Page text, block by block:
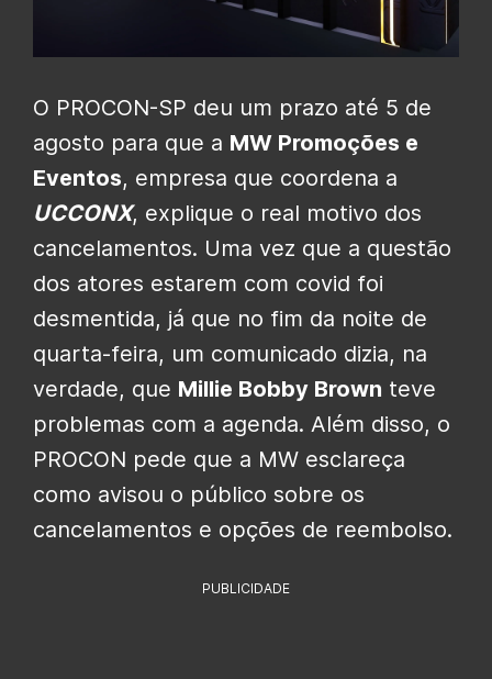
O PROCON-SP deu um prazo até 5 de
agosto para que a MW Promoções e
Eventos, empresa que coordena a
UCCONX, explique o real motivo dos
cancelamentos. Uma vez que a questão
dos atores estarem com covid foi
desmentida, já que no fim da noite de
quarta-feira, um comunicado dizia, na
verdade, que Millie Bobby Brown teve
problemas com a agenda. Além disso, o
PROCON pede que a MW esclareça
como avisou o público sobre os
cancelamentos e opções de reembolso.
PUBLICIDADE